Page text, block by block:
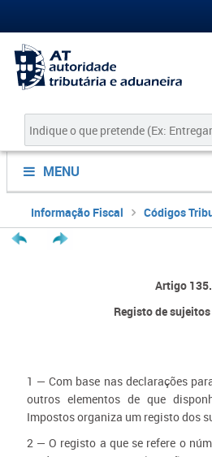
MENU
Informação Fiscal Códigos
Artigo
Registo de
1 — Com base nas declarações
outros elementos de que
Impostos organiza um registo dos
2 — O registo a que se refere o